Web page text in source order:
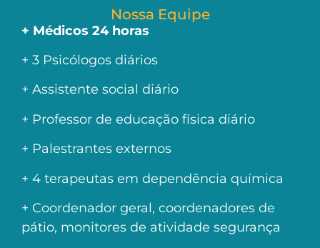
Nossa Equipe
+ Médicos 24 horas
+ 3 Psicólogos diários
+ Assistente social diário
+ Professor de educação física diário
+ Palestrantes externos
+ 4 terapeutas em dependência química
+ Coordenador geral, coordenadores de
pátio, monitores de atividade segurança